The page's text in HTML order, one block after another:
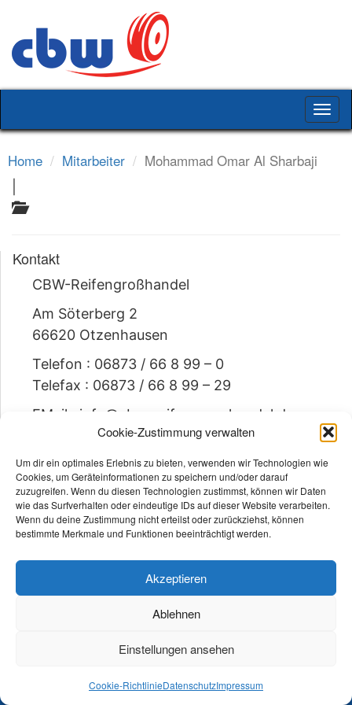
Cookie-Zustimmung verwalten
Um dir ein optimales Erlebnis zu bieten, verwenden wir Technologien wie
Cookies, um Geräteinformationen zu speichern und/oder darauf
zuzugreifen. Wenn du diesen Technologien zustimmst, können wir Daten
wie das Surfverhalten oder eindeutige IDs auf dieser Website verarbeiten.
Wenn du deine Zustimmung nicht erteilst oder zurückziehst, können
bestimmte Merkmale und Funktionen beeinträchtigt werden.
Akzeptieren
Ablehnen
Einstellungen ansehen
Cookie-RichtlinieDatenschutzImpressum
Home
Mitarbeiter Mohammad Omar Al Sharbaji
Kontakt
CBW-Reifengroßhandel
Am Söterberg 2
66620 Otzenhausen
Telefon : 06873 / 66 8 99 – 0
Telefax : 06873 / 66 8 99 – 29
EMail : info@cbw-reifengrosshandel.de
Geschäftsführer : John Colling
HRB: 80863 Saarbrücken
UStId-Nr. : DE 138210553
Datenschutz Cookie-Richtlinie (EU)